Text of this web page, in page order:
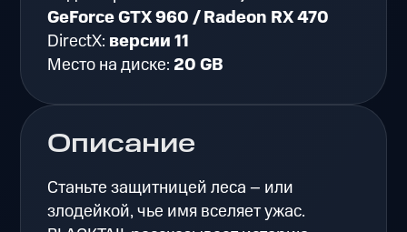
Описание
Станьте защитницей леса – или
злодейкой, чье имя вселяет ужас.
GeForce GTX 960 / Radeon RX 470
DirectX: версии 11
Место на диске: 20 GB